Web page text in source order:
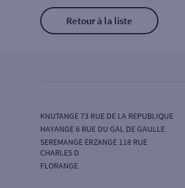
Retour à la liste
KNUTANGE 73 RUE DE LA REPUBLIQUE
HAYANGE 6 RUE DU GAL DE GAULLE
SEREMANGE ERZANGE 118 RUE
CHARLES D
FLORANGE